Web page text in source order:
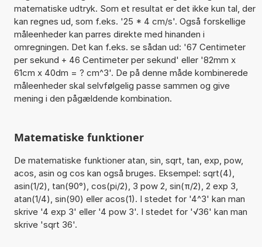
matematiske udtryk. Som et resultat er det ikke kun tal, der
kan regnes ud, som f.eks. '25 * 4 cm/s'. Også forskellige
måleenheder kan parres direkte med hinanden i
omregningen. Det kan f.eks. se sådan ud: '67 Centimeter
per sekund + 46 Centimeter per sekund' eller '82mm x
61cm x 40dm = ? cm^3'. De på denne måde kombinerede
måleenheder skal selvfølgelig passe sammen og give
mening i den pågældende kombination.
Matematiske funktioner
De matematiske funktioner atan, sin, sqrt, tan, exp, pow,
acos, asin og cos kan også bruges. Eksempel: sqrt(4),
asin(1/2), tan(90°), cos(pi/2), 3 pow 2, sin(π/2), 2 exp 3,
atan(1/4), sin(90) eller acos(1). I stedet for '4^3' kan man
skrive '4 exp 3' eller '4 pow 3'. I stedet for '√36' kan man
skrive 'sqrt 36'.